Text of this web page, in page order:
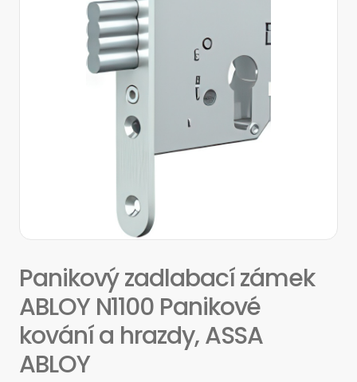
Panikový zadlabací zámek
ABLOY N1100 Panikové
kování a hrazdy, ASSA
ABLOY